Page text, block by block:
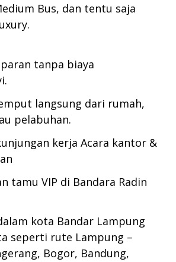
Bus, dan tentu saja
tanpa biaya
langsung dari rumah,
pelabuhan.
kerja Acara kantor &
tamu VIP di Bandara Radin
kota Bandar Lampung
seperti rute Lampung –
Bogor, Bandung,